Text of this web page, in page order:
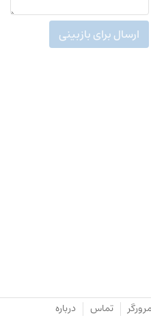
ارسال برای بازبینی
تماس درباره